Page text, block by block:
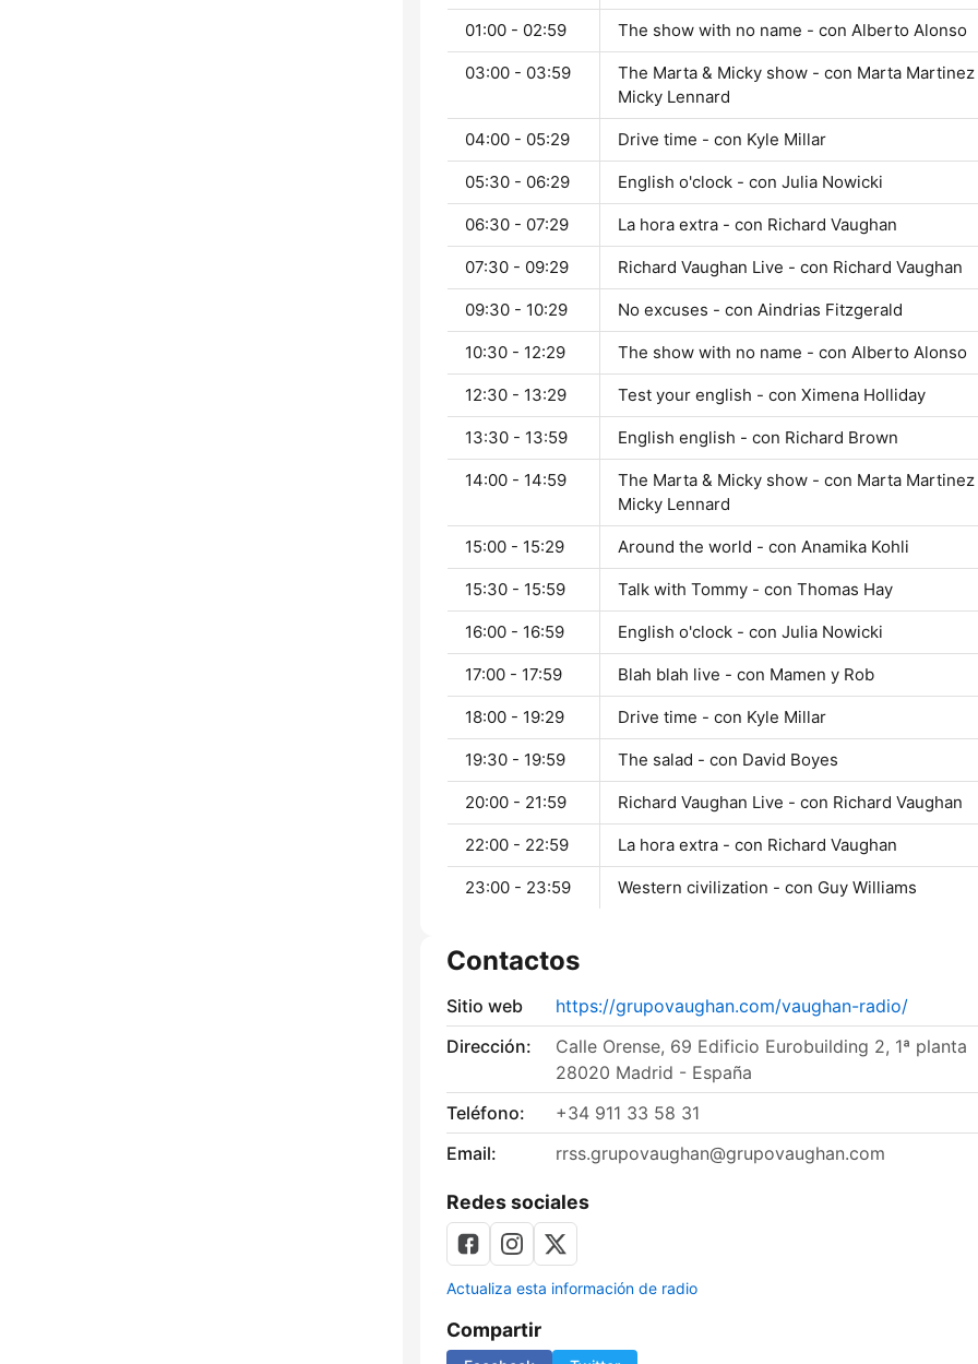
01:00 - 02:59 The show with no name - con Alberto Alonso
03:00 - 03:59
The Marta & Micky show - con Marta Martinez
Micky Lennard
04:00 - 05:29 Drive time - con Kyle Millar
05:30 - 06:29 English o'clock - con Julia Nowicki
06:30 - 07:29 La hora extra - con Richard Vaughan
07:30 - 09:29 Richard Vaughan Live - con Richard Vaughan
09:30 - 10:29 No excuses - con Aindrias Fitzgerald
10:30 - 12:29 The show with no name - con Alberto Alonso
12:30 - 13:29 Test your english - con Ximena Holliday
13:30 - 13:59 English english - con Richard Brown
14:00 - 14:59
The Marta & Micky show - con Marta Martinez
Micky Lennard
15:00 - 15:29 Around the world - con Anamika Kohli
15:30 - 15:59 Talk with Tommy - con Thomas Hay
16:00 - 16:59 English o'clock - con Julia Nowicki
17:00 - 17:59 Blah blah live - con Mamen y Rob
18:00 - 19:29 Drive time - con Kyle Millar
19:30 - 19:59 The salad - con David Boyes
20:00 - 21:59 Richard Vaughan Live - con Richard Vaughan
22:00 - 22:59 La hora extra - con Richard Vaughan
23:00 - 23:59 Western civilization - con Guy Williams
Contactos
Sitio web
https://grupovaughan.com/vaughan-radio/
Dirección:
Calle Orense, 69 Edificio Eurobuilding 2, 1ª planta
28020 Madrid - España
Teléfono:
+34 911 33 58 31
Email:
rrss.grupovaughan@grupovaughan.com
Redes sociales
Actualiza esta información de radio
Compartir